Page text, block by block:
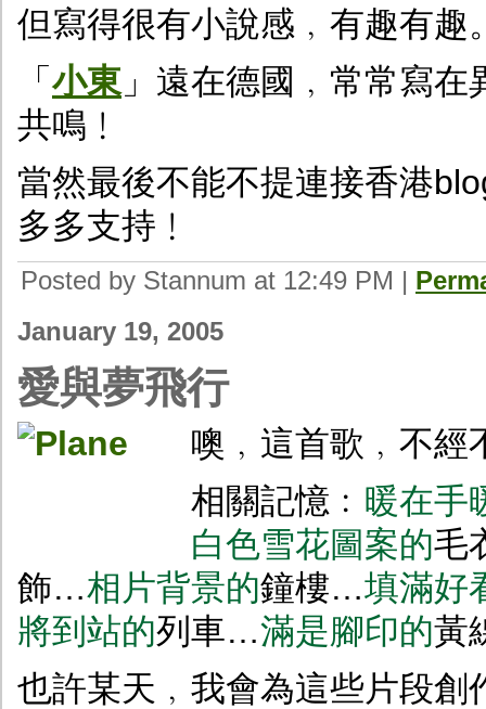
但寫得很有小說感﹐有趣有趣
「 小東 」遠在德國﹐常常寫
共鳴﹗
當然最後不能不提連接香港
多多支持﹗
Posted by Stannum at 12:49 PM |
January 19, 2005
愛與夢飛行
噢﹐這首歌﹐不經
相關記憶﹕ 暖在手
白色雪花圖案的毛
飾…相片背景的鐘樓…填滿好
將到站的列車…滿是腳印的黃
也許某天﹐我會為這些片段創